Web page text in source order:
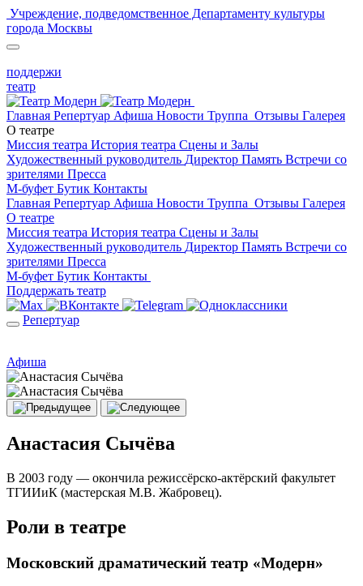
Учреждение, подведомственное Департаменту культуры
города Москвы
поддержи
театр
Главная Репертуар Афиша Новости Труппа Отзывы Галерея
О театре
Миссия театра История театра Сцены и Залы
Художественный руководитель Директор Память Встречи со
зрителями Пресса
М-буфет Бутик Контакты
Главная Репертуар Афиша Новости Труппа Отзывы Галерея
О театре
Миссия театра История театра Сцены и Залы
Художественный руководитель Директор Память Встречи со
зрителями Пресса
М-буфет Бутик Контакты
Поддержать театр
Репертуар
Афиша
Анастасия Сычёва
В 2003 году — окончила режиссёрско-актёрский факультет
ТГИИиК (мастерская М.В. Жабровец).
Роли в театре
Московский драматический театр «Модерн»